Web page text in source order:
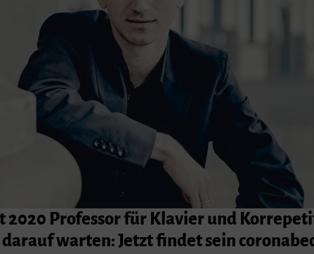
2020 Professor für Klavier und
warten: Jetzt findet sein